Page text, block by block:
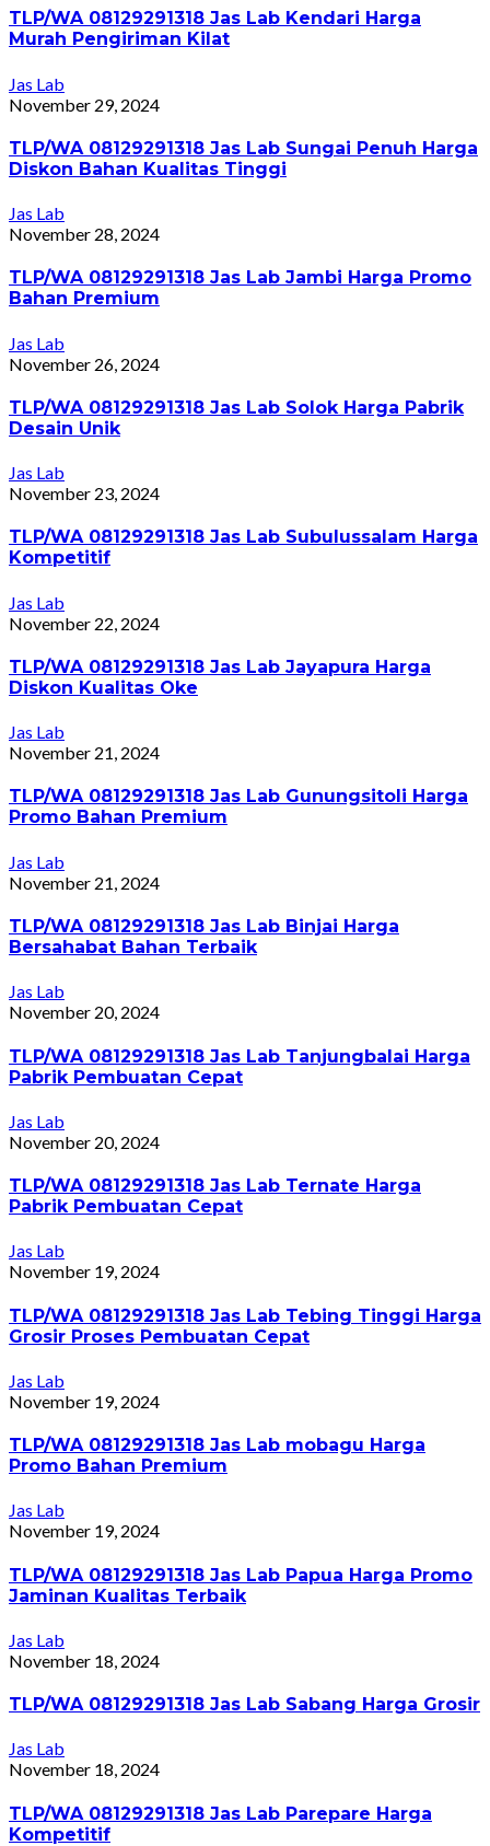
TLP/WA 08129291318 Jas Lab Kendari Harga
Murah Pengiriman Kilat
Jas Lab
November 29, 2024
TLP/WA 08129291318 Jas Lab Sungai Penuh Harga
Diskon Bahan Kualitas Tinggi
Jas Lab
November 28, 2024
TLP/WA 08129291318 Jas Lab Jambi Harga Promo
Bahan Premium
Jas Lab
November 26, 2024
TLP/WA 08129291318 Jas Lab Solok Harga Pabrik
Desain Unik
Jas Lab
November 23, 2024
TLP/WA 08129291318 Jas Lab Subulussalam Harga
Kompetitif
Jas Lab
November 22, 2024
TLP/WA 08129291318 Jas Lab Jayapura Harga
Diskon Kualitas Oke
Jas Lab
November 21, 2024
TLP/WA 08129291318 Jas Lab Gunungsitoli Harga
Promo Bahan Premium
Jas Lab
November 21, 2024
TLP/WA 08129291318 Jas Lab Binjai Harga
Bersahabat Bahan Terbaik
Jas Lab
November 20, 2024
TLP/WA 08129291318 Jas Lab Tanjungbalai Harga
Pabrik Pembuatan Cepat
Jas Lab
November 20, 2024
TLP/WA 08129291318 Jas Lab Ternate Harga
Pabrik Pembuatan Cepat
Jas Lab
November 19, 2024
TLP/WA 08129291318 Jas Lab Tebing Tinggi Harga
Grosir Proses Pembuatan Cepat
Jas Lab
November 19, 2024
TLP/WA 08129291318 Jas Lab mobagu Harga
Promo Bahan Premium
Jas Lab
November 19, 2024
TLP/WA 08129291318 Jas Lab Papua Harga Promo
Jaminan Kualitas Terbaik
Jas Lab
November 18, 2024
TLP/WA 08129291318 Jas Lab Sabang Harga Grosir
Jas Lab
November 18, 2024
TLP/WA 08129291318 Jas Lab Parepare Harga
Kompetitif